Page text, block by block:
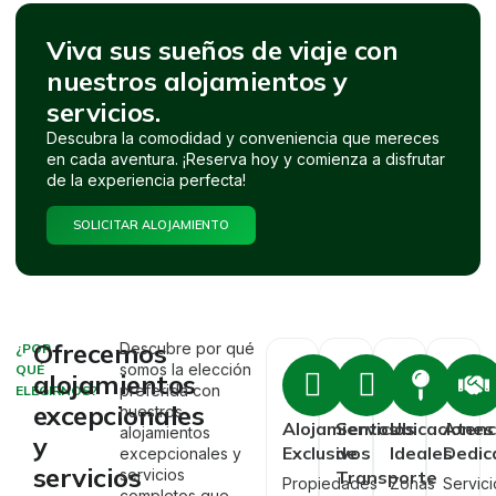
Viva sus sueños de viaje con
nuestros alojamientos y
servicios.
Descubra la comodidad y conveniencia que mereces
en cada aventura. ¡Reserva hoy y comienza a disfrutar
de la experiencia perfecta!
SOLICITAR ALOJAMIENTO
¿POR
QUÉ
ELEGIRNOS?
Ofrecemos
alojamientos
excepcionales
y
servicios
Descubre por qué
somos la elección
preferida con
nuestros
alojamientos
excepcionales y
servicios
Alojamientos
Exclusivos
Propiedades
Servicios
de
Transporte
Ubicaciones
Ideales
Zonas